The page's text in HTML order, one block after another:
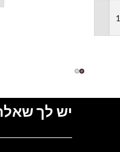
לסל
יש לך